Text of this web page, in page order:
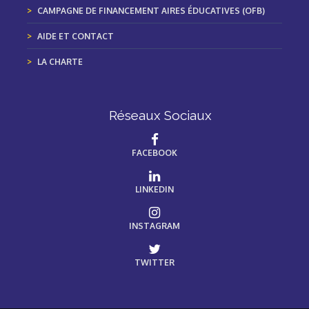
CAMPAGNE DE FINANCEMENT AIRES ÉDUCATIVES (OFB)
AIDE ET CONTACT
LA CHARTE
Réseaux Sociaux
FACEBOOK
LINKEDIN
INSTAGRAM
TWITTER